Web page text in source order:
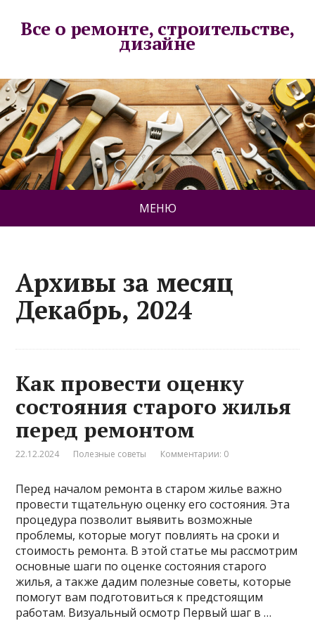
Все о ремонте, строительстве,
дизайне
МЕНЮ
Архивы за месяц
Декабрь, 2024
Как провести оценку
состояния старого жилья
перед ремонтом
22.12.2024 Полезные советы Комментарии: 0
Перед началом ремонта в старом жилье важно
провести тщательную оценку его состояния. Эта
процедура позволит выявить возможные
проблемы, которые могут повлиять на сроки и
стоимость ремонта. В этой статье мы рассмотрим
основные шаги по оценке состояния старого
жилья, а также дадим полезные советы, которые
помогут вам подготовиться к предстоящим
работам. Визуальный осмотр Первый шаг в …